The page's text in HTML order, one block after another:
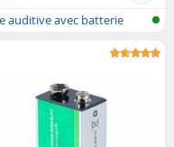
auditive avec batterie